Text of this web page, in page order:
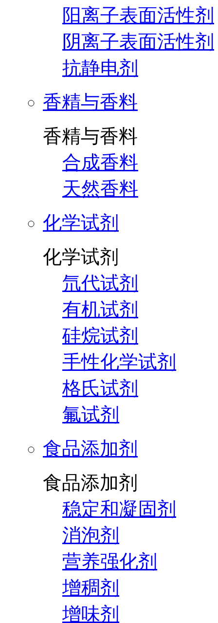
阳离子表面活性剂
阴离子表面活性剂
抗静电剂
香精与香料
香精与香料
合成香料
天然香料
化学试剂
化学试剂
氘代试剂
有机试剂
硅烷试剂
手性化学试剂
格氏试剂
氟试剂
食品添加剂
食品添加剂
稳定和凝固剂
消泡剂
营养强化剂
增稠剂
增味剂